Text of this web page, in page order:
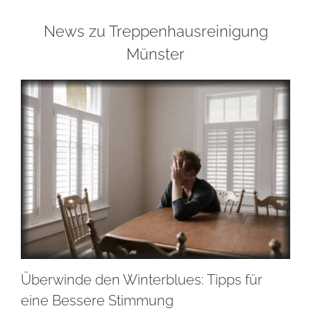
News zu Treppenhausreinigung
Münster
Überwinde den Winterblues: Tipps für
eine Bessere Stimmung